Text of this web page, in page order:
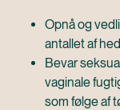
Opnå og
antallet af
Bevar
vaginale
som følge af